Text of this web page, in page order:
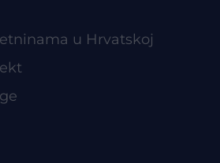
u Hrvatskoj